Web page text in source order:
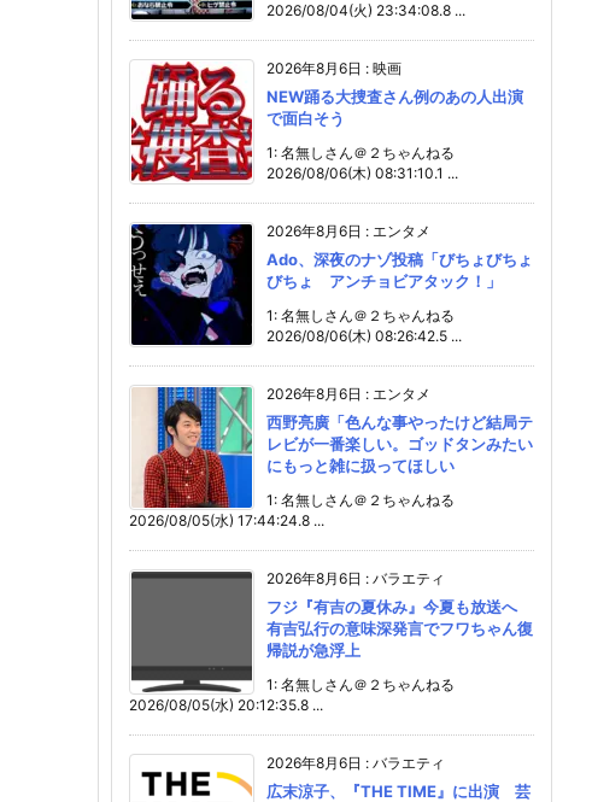
2026/08/04(火) 23:34:08.8 ...
2026年8月6日 : 映画
NEW踊る大捜査さん例のあの人出演
で面白そう
1: 名無しさん＠２ちゃんねる
2026/08/06(木) 08:31:10.1 ...
2026年8月6日 : エンタメ
Ado、深夜のナゾ投稿「びちょびちょ
びちょ アンチョビアタック！」
1: 名無しさん＠２ちゃんねる
2026/08/06(木) 08:26:42.5 ...
2026年8月6日 : エンタメ
西野亮廣「色んな事やったけど結局テ
レビが一番楽しい。ゴッドタンみたい
にもっと雑に扱ってほしい
1: 名無しさん＠２ちゃんねる
2026/08/05(水) 17:44:24.8 ...
2026年8月6日 : バラエティ
フジ『有吉の夏休み』今夏も放送へ
有吉弘行の意味深発言でフワちゃん復
帰説が急浮上
1: 名無しさん＠２ちゃんねる
2026/08/05(水) 20:12:35.8 ...
2026年8月6日 : バラエティ
広末涼子、『THE TIME』に出演 芸